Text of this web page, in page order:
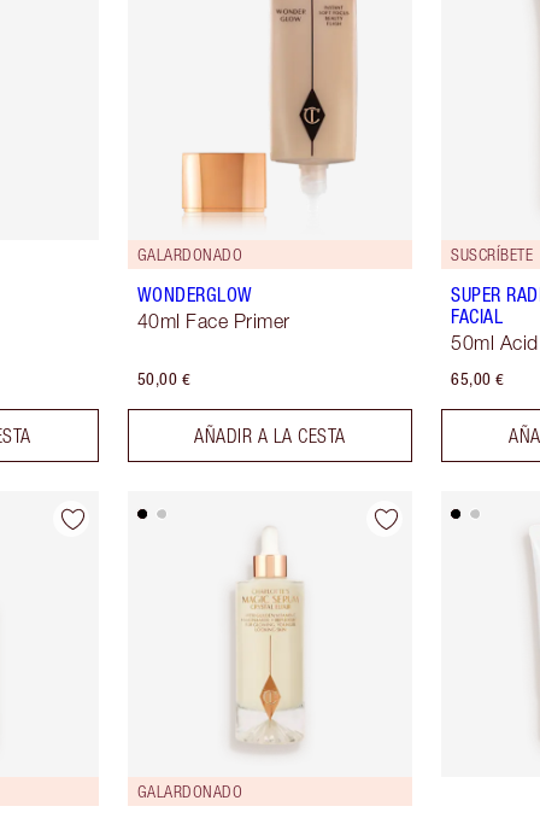
GALARDONADO
WONDERGLOW
40ml Face Primer
50,00 €
AÑADIR A LA CESTA
SUSCRÍBETE
SUPER
FACIAL
50ml
65,00 €
GALARDONADO